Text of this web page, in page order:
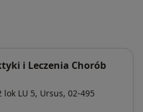
i Leczenia Chorób
lok LU 5, Ursus, 02-495